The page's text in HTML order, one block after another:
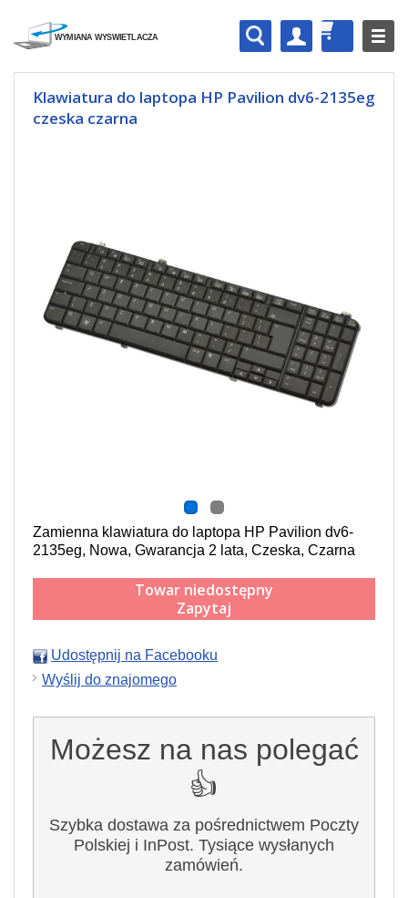
Klawiatura do laptopa HP Pavilion dv6-2135eg
czeska czarna
Zamienna klawiatura do laptopa HP Pavilion dv6-
2135eg, Nowa, Gwarancja 2 lata, Czeska, Czarna
Towar niedostępny
Zapytaj
Udostępnij na Facebooku
Wyślij do znajomego
Możesz na nas polegać
👍
Szybka dostawa za pośrednictwem Poczty
Polskiej i InPost. Tysiące wysłanych
zamówień.